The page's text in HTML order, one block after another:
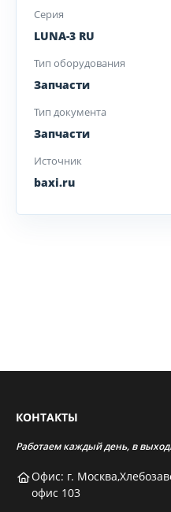
Серия
LUNA-3 RU
Тип оборудования
Запчасти
Тип документа
Запчасти
Источник
baxi.ru
КОНТАКТЫ
Работаем каждый день, в
Офис: г.
офис 103